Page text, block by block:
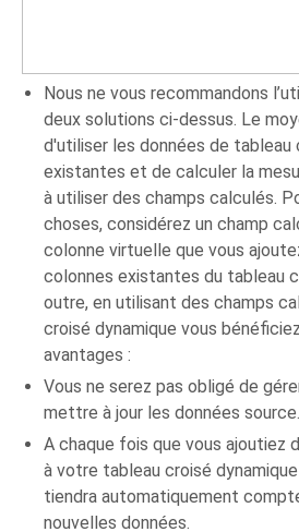
Nous ne vous recommandons
deux solutions ci-dessus. Le
d'utiliser les données de tableau
existantes et de calculer la
à utiliser des champs calculés.
choses, considérez un champ
colonne virtuelle que vous
colonnes existantes du tableau
outre, en utilisant des champs
croisé dynamique vous
avantages :
Vous ne serez pas obligé de
mettre à jour les données source.
A chaque fois que vous ajoutiez
à votre tableau croisé
tiendra automatiquement
nouvelles données.